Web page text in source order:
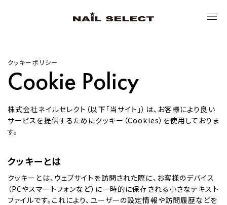
トップ
ネイルセレクトについて
サステナビリティ
ニュース
クッキーポリシー
Cookie Policy
株式会社ネイルセレクト（以下「当サイト」）は、お客様により良い
サービスを提供するためにクッキー（Cookies）を使用しておりま
す。
クッキーとは
クッキーとは、ウェブサイトを訪問された際に、お客様のデバイス
（PCやスマートフォンなど）に一時的に保存される小さなテキスト
ファイルです。これにより、ユーザーの設定情報や訪問履歴などを